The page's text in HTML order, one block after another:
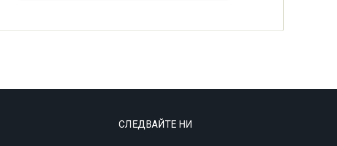
СЛЕДВАЙТЕ НИ